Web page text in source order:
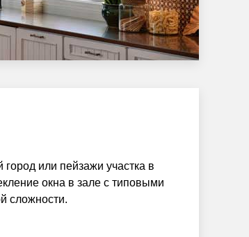
или пейзажи участка в
окна в зале с типовыми
сложности.